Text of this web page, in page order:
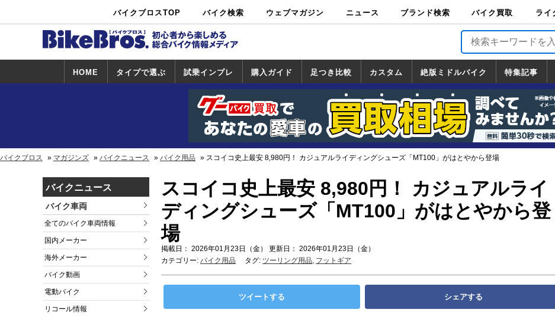
バイクブロスTOP バイク検索
中古バイ
ク・新車検
カタログ検
索
ショップ検
索
ウェブマガジン ニュース ブランド検索 バイク買取
バイク買取
ライ
ライ
TOP
バイ
バイ
フ
バイ
ロー
バイ
HOME タイプで選ぶ 試乗インプレ
試乗インプレ
一覧
ホンダ
ヤマハ
スズキ
カワサキ
ハーレー
BMW
トライアンフ
ドゥカティ
購入ガイド
一覧
足つき比較 カスタム
カスタム
一覧
ホンダ
ヤマハ
スズキ
カワサキ
絶版ミドルバイク
絶版ミドルバイク
一覧
ホンダ
ヤマハ
スズキ
カワサキ
特集記事
道の駅調査隊
ツーリング情報局
日本の道50選
国道めぐり
林道ツーリング
バイクブロス マガジンズ バイクニュース バイク用品 スコイコ史上最安 8,980円！ カジュアルライディングシューズ「MT100」がはとやから登場
バイクニュース
バイク車両
全てのバイク車両情報
国内メーカー
海外メーカー
バイク動画
電動バイク
リコール情報
スコイコ史上最安 8,980円！ カジュアルライ
ディングシューズ「MT100」がはとやから登
場
掲載日： 2026年01月23日（金） 更新日： 2026年01月23日（金）
カテゴリー: バイク用品 タグ: ツーリング用品, フットギア
ツイートする シェアする